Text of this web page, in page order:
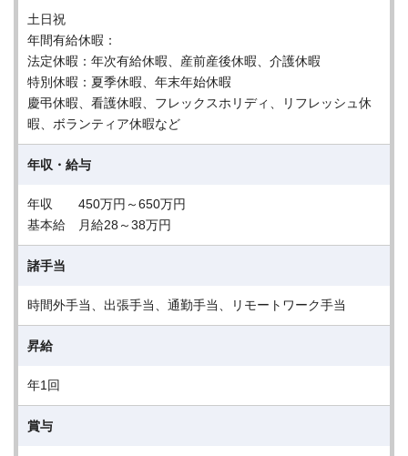
土日祝
年間有給休暇：
法定休暇：年次有給休暇、産前産後休暇、介護休暇
特別休暇：夏季休暇、年末年始休暇
慶弔休暇、看護休暇、フレックスホリディ、リフレッシュ休
暇、ボランティア休暇など
年収・給与
年収 450万円～650万円
基本給 月給28～38万円
諸手当
時間外手当、出張手当、通勤手当、リモートワーク手当
昇給
年1回
賞与